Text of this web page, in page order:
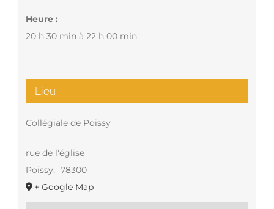
Heure :
20 h 30 min à 22 h 00 min
Lieu
Collégiale de Poissy
rue de l'église
Poissy, 78300
+ Google Map